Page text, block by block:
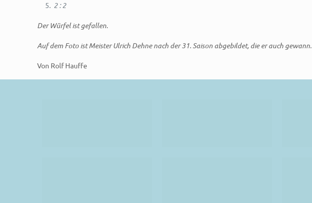
2 : 2
Der Würfel ist gefallen.
Auf dem Foto ist Meister Ulrich Dehne nach der 31. Saison abgebildet, die er auch gewann.
Von Rolf Hauffe